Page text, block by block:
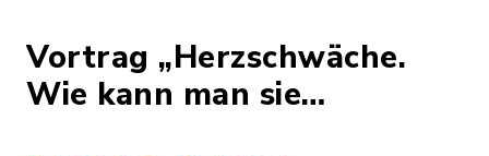
Vortrag „Herzschwäche.
Wie kann man sie